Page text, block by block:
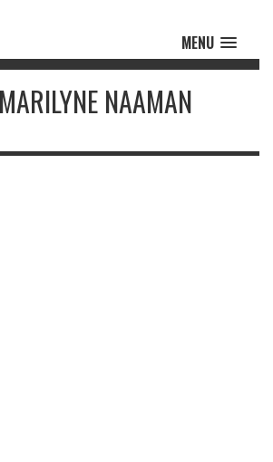
MENU
NAAMAN